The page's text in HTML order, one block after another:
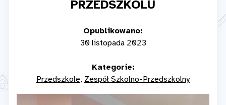
PRZEDSZKOLU
Opublikowano:
30 listopada 2023
Kategorie:
Przedszkole Zespół Szkolno-Przedszkolny